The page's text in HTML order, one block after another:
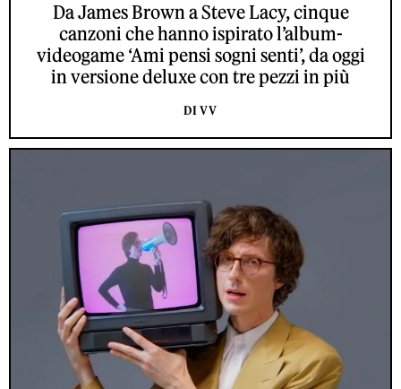
Da James Brown a Steve Lacy, cinque
canzoni che hanno ispirato l’album-
videogame ‘Ami pensi sogni senti’, da oggi
in versione deluxe con tre pezzi in più
DI VV